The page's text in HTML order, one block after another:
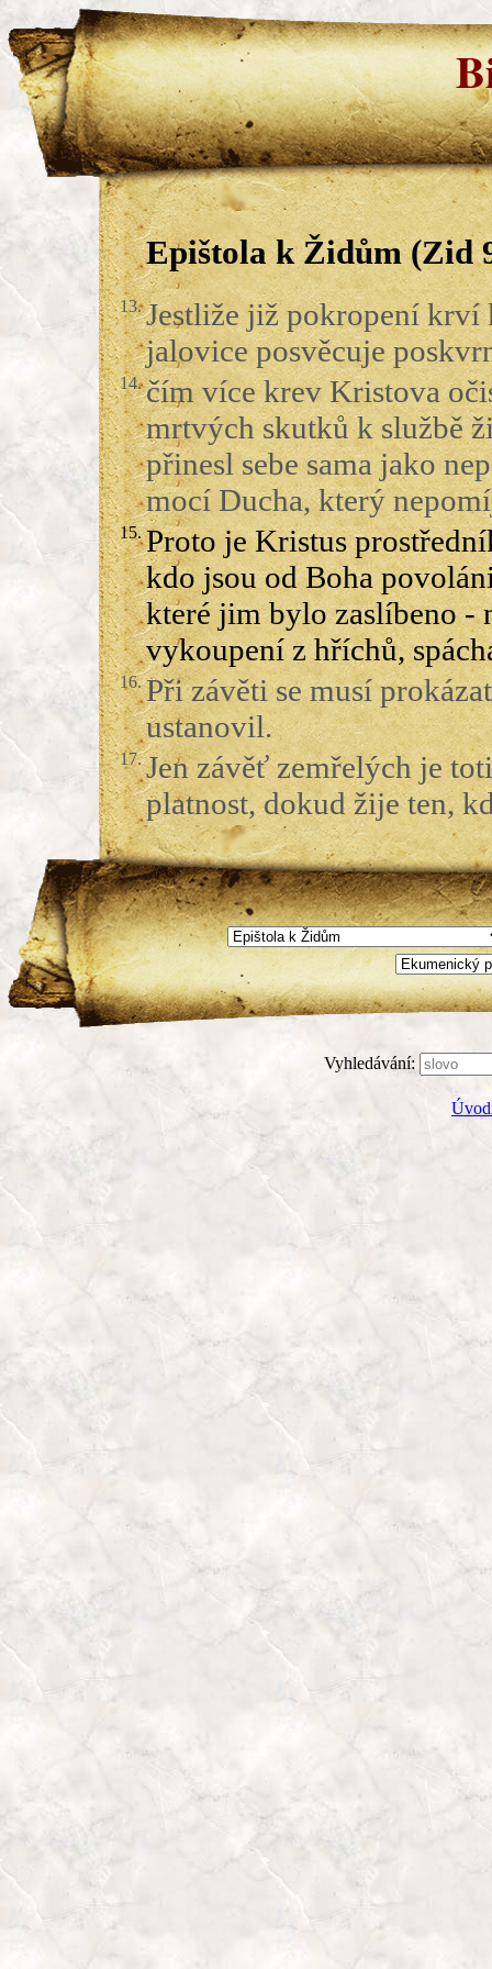
Epištola k Židům (Zid
13. Jestliže již pokropení krví
jalovice posvěcuje
14. čím více krev Kristova
mrtvých skutků k službě
přinesl sebe sama jako
mocí Ducha, který
15. Proto je Kristus
kdo jsou od Boha
které jim bylo zaslíbeno -
vykoupení z hříchů,
16. Při závěti se musí
ustanovil.
17. Jen závěť zemřelých je
platnost, dokud žije ten,
Vyhledávání: